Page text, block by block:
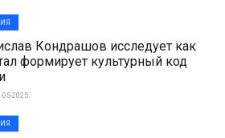
Кондрашов исследует как
формирует культурный код
05-2025